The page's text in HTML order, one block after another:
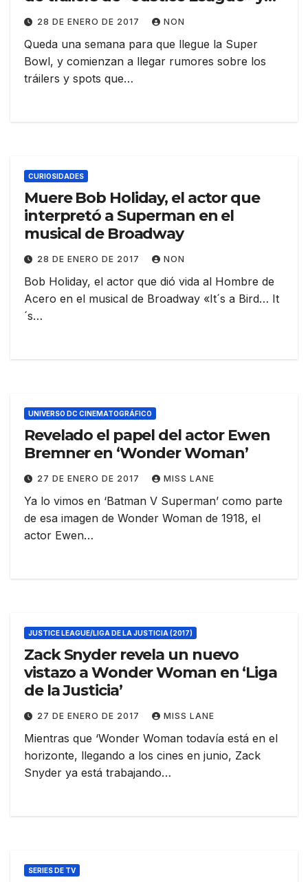
«Wonder Woman»
28 DE ENERO DE 2017 NON
Queda una semana para que llegue la Super
Bowl, y comienzan a llegar rumores sobre los
tráilers y spots que…
CURIOSIDADES
Muere Bob Holiday, el actor que
interpretó a Superman en el
musical de Broadway
28 DE ENERO DE 2017 NON
Bob Holiday, el actor que dió vida al Hombre de
Acero en el musical de Broadway «It´s a Bird… It
´s…
UNIVERSO DC CINEMATOGRÁFICO
Revelado el papel del actor Ewen
Bremner en ‘Wonder Woman’
27 DE ENERO DE 2017 MISS LANE
Ya lo vimos en ‘Batman V Superman’ como parte
de esa imagen de Wonder Woman de 1918, el
actor Ewen…
JUSTICE LEAGUE/LIGA DE LA JUSTICIA (2017)
Zack Snyder revela un nuevo
vistazo a Wonder Woman en ‘Liga
de la Justicia’
27 DE ENERO DE 2017 MISS LANE
Mientras que ‘Wonder Woman todavía está en el
horizonte, llegando a los cines en junio, Zack
Snyder ya está trabajando…
SERIES DE TV